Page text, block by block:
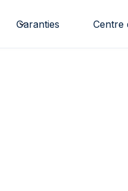
Garanties Centre